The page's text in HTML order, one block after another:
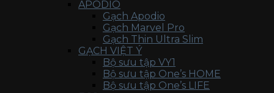
APODIO
Gạch Apodio
Gạch Marvel Pro
Gạch Thin Ultra Slim
GẠCH VIỆT Ý
Bộ sưu tập VY1
Bộ sưu tập One’s HOME
Bộ sưu tập One’s LIFE